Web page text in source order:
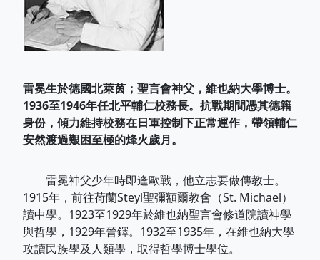
雷冕生於德國北萊茵；聖言會神父，維也納大學博士。
1936至1946年任北平輔仁校務長。抗戰期間憑其德籍
身份，傾力維持校務在日軍控制下正常運作，帶領輔仁
安然渡過艱困至極的烽火歲月。
雷冕神父少年時即逢歐戰，他立志要做傳教士。
1915年，前往荷蘭Steyl聖彌額爾教會（St. Michael）
讀中學。1923至1929年於維也納聖言會修道院讀神學
與哲學，1929年晉鐸。1932至1935年，在維也納大學
攻讀民族學及人類學，取得哲學博士學位。